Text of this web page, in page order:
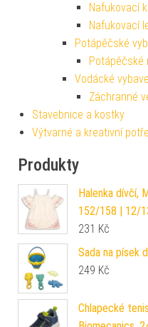
Nafukovací
Nafukovací
Potápěčské
Potápěčské
Vodácké
Záchranné
Stavebnice a kostky
Výtvarné a kreativní
Produkty
Halenka dívčí,
152/158 | 12/
231 Kč
Sada na písek
249 Kč
Chlapecké